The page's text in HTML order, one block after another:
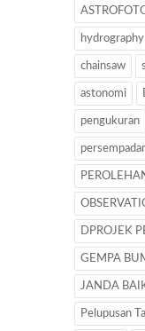
hydrography
chainsaw
astonomi
pengukuran
DPROJEK
GEMPA
JANDA
Pelupusan